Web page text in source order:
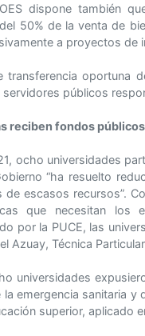
dispone también
50% de la venta de
a proyectos de
transferencia oportuna
públicos
reciben fondos públicos
ocho universidades
“ha resuelto
de escasos recursos”.
que necesitan los
por la PUCE, las
Azuay, Técnica
universidades
emergencia sanitaria
superior, aplicado